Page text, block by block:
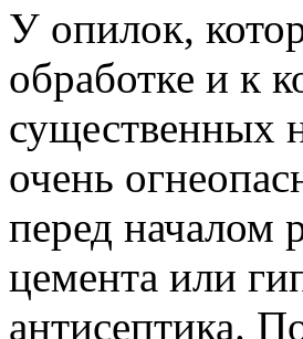
У опилок,
обработке и к
существенных
очень
перед началом
цемента или
антисептика.